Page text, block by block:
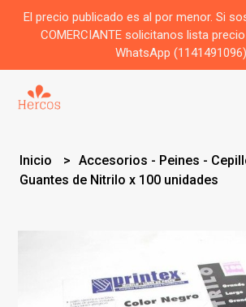
El precio publicado es al por menor. Si
COMERCIANTE solicitanos lista
WhatsApp
Inicio
Accesorios - Peines -
Guantes de Nitrilo x 100 unidades